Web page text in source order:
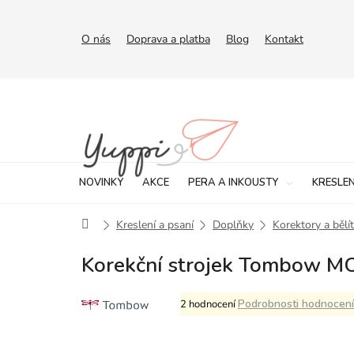
O nás Doprava a platba Blog Kontakt
NOVINKY AKCE PERA A INKOUSTY
DomůKreslení a psaní Doplňky Korektory a
Korekční strojek Tombow
Průměrné
hodnocení
2 hodnoceníPodrobnosti hodnocení